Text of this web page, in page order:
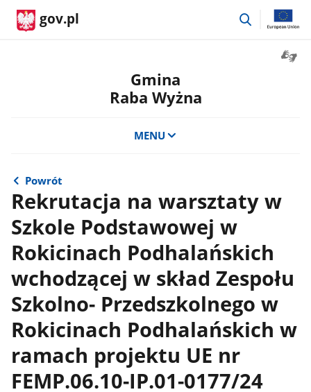
gov.pl
przejdź
Gmina
Raba Wyżna
MENU
Powrót
Rekrutacja na warsztaty w
Szkole Podstawowej w
Rokicinach Podhalańskich
wchodzącej w skład Zespołu
Szkolno- Przedszkolnego w
Rokicinach Podhalańskich w
ramach projektu UE nr
FEMP.06.10-IP.01-0177/24